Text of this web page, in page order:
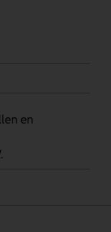
en